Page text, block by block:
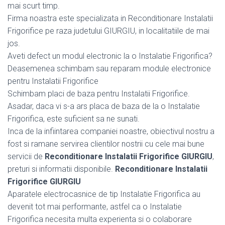
mai scurt timp.
Firma noastra este specializata in Reconditionare Instalatii
Frigorifice pe raza judetului GIURGIU, in localitatiile de mai
jos.
Aveti defect un modul electronic la o Instalatie Frigorifica?
Deasemenea schimbam sau reparam module electronice
pentru Instalatii Frigorifice
Schimbam placi de baza pentru Instalatii Frigorifice.
Asadar, daca vi s-a ars placa de baza de la o Instalatie
Frigorifica, este suficient sa ne sunati.
Inca de la infiintarea companiei noastre, obiectivul nostru a
fost si ramane servirea clientilor nostrii cu cele mai bune
servicii de Reconditionare Instalatii Frigorifice GIURGIU,
preturi si informatii disponibile. Reconditionare Instalatii
Frigorifice GIURGIU
Aparatele electrocasnice de tip Instalatie Frigorifica au
devenit tot mai performante, astfel ca o Instalatie
Frigorifica necesita multa experienta si o colaborare